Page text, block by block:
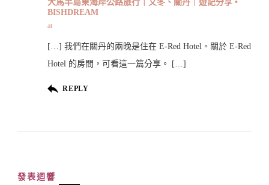
大馬半島東海岸公路旅行｜文冬、關丹｜遊記分享 •
BISHDREAM
at
[…] 我們在關丹的兩晚是住在 E-Red Hotel。關於 E-Red
Hotel 的房間，可看這一篇分享。 […]
REPLY
發表迴響